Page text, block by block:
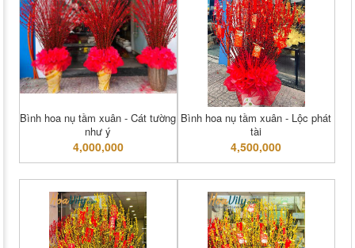
Bình hoa nụ tầm xuân - Cát tường
như ý
4,000,000
Bình hoa nụ tầm xuân - Lộc phát
tài
4,500,000